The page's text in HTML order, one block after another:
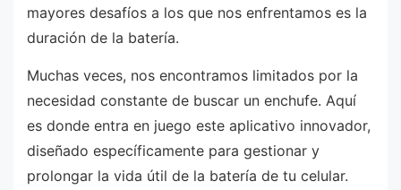
mayores desafíos a los que nos enfrentamos es la
duración de la batería.
Muchas veces, nos encontramos limitados por la
necesidad constante de buscar un enchufe. Aquí
es donde entra en juego este aplicativo innovador,
diseñado específicamente para gestionar y
prolongar la vida útil de la batería de tu celular.